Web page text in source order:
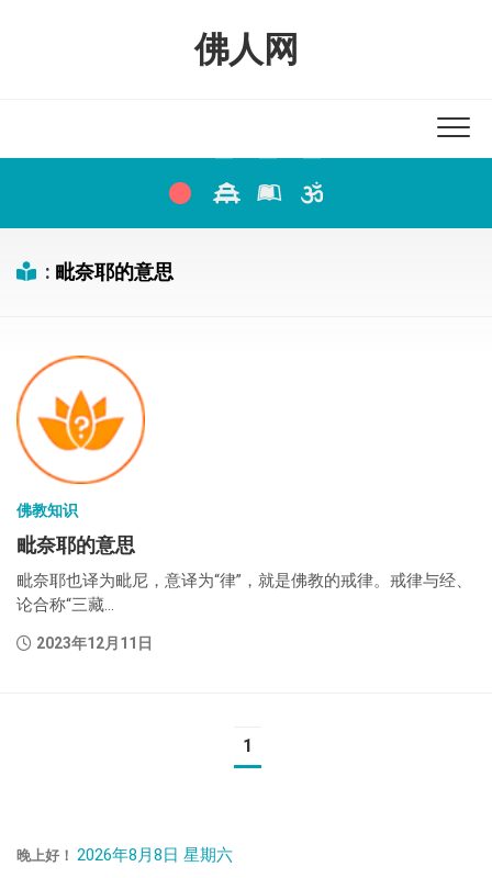
佛人网
: 毗奈耶的意思
佛教知识
毗奈耶的意思
毗奈耶也译为毗尼，意译为“律”，就是佛教的戒律。戒律与经、
论合称“三藏...
2023年12月11日
1
晚上好！ 2026年8月8日 星期六